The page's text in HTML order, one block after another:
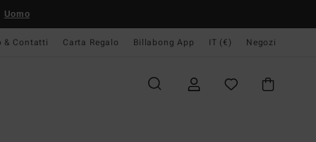
Uomo
& Contatti Carta Regalo Billabong App IT (€) Negozi